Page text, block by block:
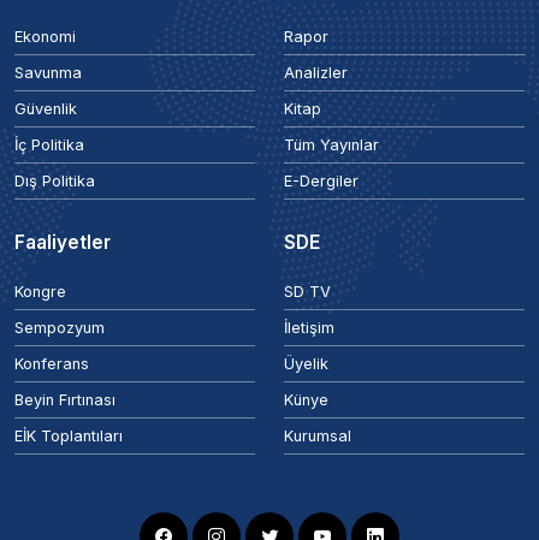
Ekonomi
Savunma
Güvenlik
İç Politika
Dış Politika
Rapor
Analizler
Kitap
Tüm Yayınlar
E-Dergiler
Faaliyetler
Kongre
Sempozyum
Konferans
Beyin Fırtınası
EİK Toplantıları
SDE
SD TV
İletişim
Üyelik
Künye
Kurumsal